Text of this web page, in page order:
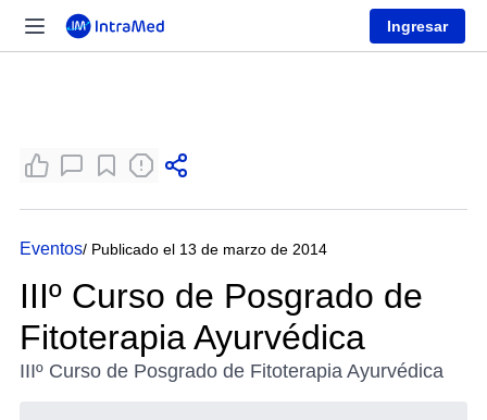
Ingresar
Eventos/ Publicado el 13 de marzo de 2014
IIIº Curso de Posgrado de
Fitoterapia Ayurvédica
IIIº Curso de Posgrado de Fitoterapia Ayurvédica